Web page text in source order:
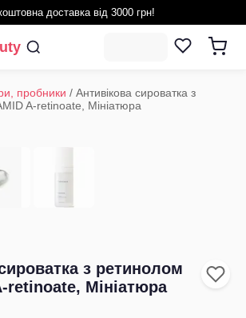
доставка від 3000 грн!
пробники / Антивікова сироватка з
A-retinoate, Мініатюра
з ретинолом
retinoate, Мініатюра